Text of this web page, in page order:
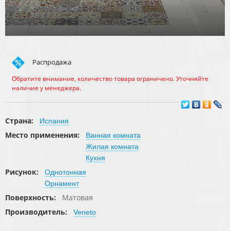
Распродажа
Обратите внимание, количество товара ограничено. Уточняйте
наличие у менеджера.
Страна: Испания
Место применения:
Ванная комната
Жилая комната
Кухня
Рисунок:
Однотонная
Орнамент
Поверхность:
Матовая
Производитель:
Veneto